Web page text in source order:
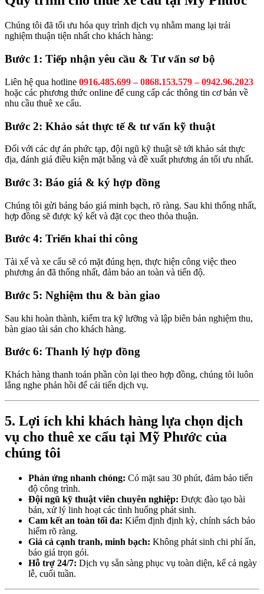
Chúng tôi đã tối ưu hóa quy trình dịch vụ nhằm mang lại trải
nghiệm thuận tiện nhất cho khách hàng:
Bước 1: Tiếp nhận yêu cầu & Tư vấn sơ bộ
Liên hệ qua hotline 0916.485.699 – 0868.153.579 – 0942.96.2023
hoặc các phương thức online để cung cấp các thông tin cơ bản về
nhu cầu thuê xe cẩu.
Bước 2: Khảo sát thực tế & tư vấn kỹ thuật
Đối với các dự án phức tạp, đội ngũ kỹ thuật sẽ tới khảo sát thực
địa, đánh giá điều kiện mặt bằng và đề xuất phương án tối ưu nhất.
Bước 3: Báo giá & ký hợp đồng
Chúng tôi gửi bảng báo giá minh bạch, rõ ràng. Sau khi thống nhất,
hợp đồng sẽ được ký kết và đặt cọc theo thỏa thuận.
Bước 4: Triển khai thi công
Tài xế và xe cẩu sẽ có mặt đúng hẹn, thực hiện công việc theo
phương án đã thống nhất, đảm bảo an toàn và tiến độ.
Bước 5: Nghiệm thu & bàn giao
Sau khi hoàn thành, kiểm tra kỹ lưỡng và lập biên bản nghiệm thu,
bàn giao tài sản cho khách hàng.
Bước 6: Thanh lý hợp đồng
Khách hàng thanh toán phần còn lại theo hợp đồng, chúng tôi luôn
lắng nghe phản hồi để cải tiến dịch vụ.
5. Lợi ích khi khách hàng lựa chọn dịch
vụ cho thuê xe cẩu tại Mỹ Phước của
chúng tôi
Phản ứng nhanh chóng: Có mặt sau 30 phút, đảm bảo tiến
độ công trình.
Đội ngũ kỹ thuật viên chuyên nghiệp: Được đào tạo bài
bản, xử lý linh hoạt các tình huống phát sinh.
Cam kết an toàn tối đa: Kiểm định định kỳ, chính sách bảo
hiểm rõ ràng.
Giá cả cạnh tranh, minh bạch: Không phát sinh chi phí ẩn,
báo giá trọn gói.
Hỗ trợ 24/7: Dịch vụ sẵn sàng phục vụ toàn diện, kể cả ngày
lễ, cuối tuần.